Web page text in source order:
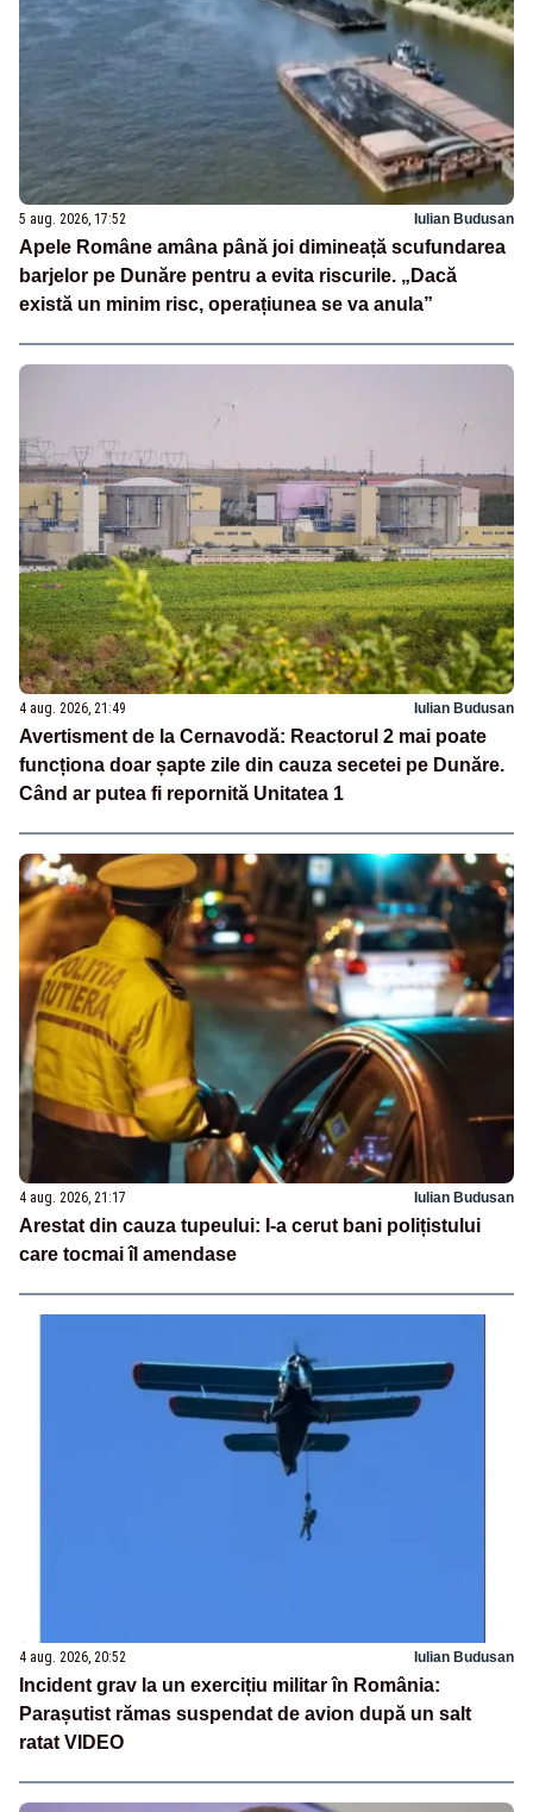
5 aug. 2026, 17:52 Iulian Budusan
Apele Române amâna până joi dimineață scufundarea
barjelor pe Dunăre pentru a evita riscurile. „Dacă
există un minim risc, operațiunea se va anula”
4 aug. 2026, 21:49 Iulian Budusan
Avertisment de la Cernavodă: Reactorul 2 mai poate
funcționa doar șapte zile din cauza secetei pe Dunăre.
Când ar putea fi repornită Unitatea 1
4 aug. 2026, 21:17 Iulian Budusan
Arestat din cauza tupeului: I-a cerut bani polițistului
care tocmai îl amendase
4 aug. 2026, 20:52 Iulian Budusan
Incident grav la un exercițiu militar în România:
Parașutist rămas suspendat de avion după un salt
ratat VIDEO